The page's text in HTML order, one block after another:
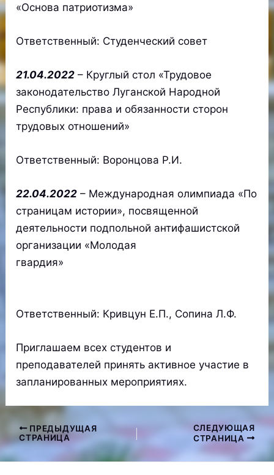
«Основа патриотизма»
Ответственный: Студенческий совет
21.04.2022 – Круглый стол «Трудовое
законодательство Луганской Народной
Республики: права и обязанности сторон
трудовых отношений»
Ответственный: Воронцова Р.И.
22.04.2022 – Международная олимпиада «По
страницам истории», посвященной
деятельности подпольной антифашистской
организации «Молодая
гвардия»
Ответственный: Кривцун Е.П., Сопина Л.Ф.
Приглашаем всех студентов и
преподавателей принять активное участие в
запланированных мероприятиях.
Навигация
по
записям
ПРЕДЫДУЩАЯ
СТРАНИЦА
СЛЕДУЮЩАЯ
СТРАНИЦА